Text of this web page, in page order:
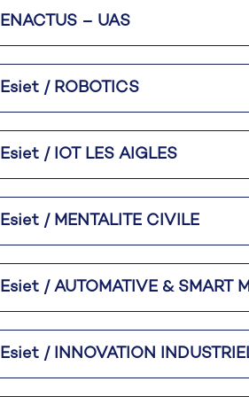
ENACTUS – UAS
Esiet / ROBOTICS
Esiet / IOT LES AIGLES
Esiet / MENTALITE CIVILE
Esiet / AUTOMATIVE & SMART
Esiet / INNOVATION